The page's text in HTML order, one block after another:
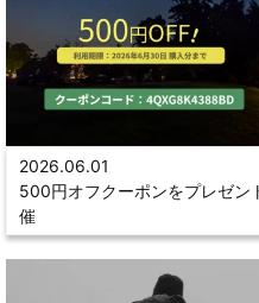
2026.06.01
500円オフクーポンをプレゼ
催